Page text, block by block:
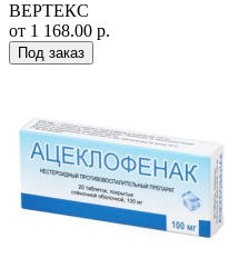
ВЕРТЕКС
от 1 168.00 р.
Под заказ